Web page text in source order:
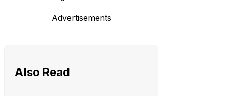
Advertisements
Also Read